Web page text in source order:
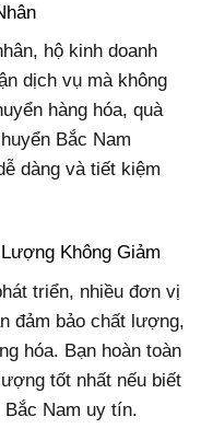
hộ kinh doanh
dịch vụ mà không
hàng hóa, quà
Bắc Nam
dàng và tiết kiệm
Không Giảm
triển, nhiều đơn vị
đảm bảo chất lượng,
hóa. Bạn hoàn toàn
tốt nhất nếu biết
Nam uy tín.